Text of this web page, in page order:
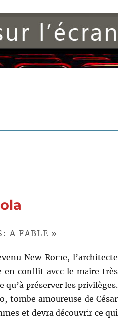
A FABLE »
New Rome, l’architecte
en conflit avec le maire très
qu’à préserver les privilèges.
tombe amoureuse de César
et devra découvrir ce qui